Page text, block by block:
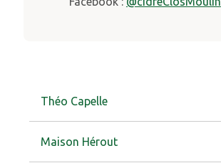
Théo Capelle
Maison Hérout